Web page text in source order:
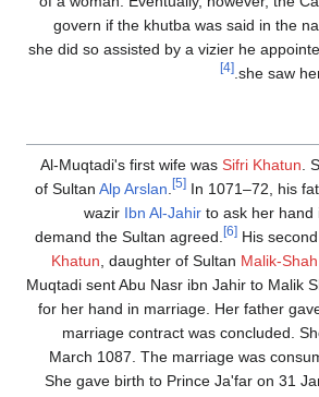
govern if the khutba was said in the
she did so assisted by a vizier he
she saw
[4]
Al-Muqtadi's first wife was Sifri Khatun .
of Sultan Alp Arslan [5] In 1071–72, his
wazir Ibn Al-Jahir to ask her hand
demand the Sultan agreed.
[6] His
Khatun , daughter of Sultan Malik-
Muqtadi sent Abu Nasr ibn Jahir to Malik
for her hand in marriage. Her father
marriage contract was concluded.
March 1087. The marriage was
She gave birth to Prince Ja'far on 31